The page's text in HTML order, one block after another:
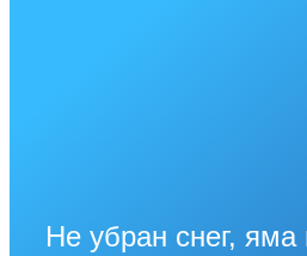
Не убран снег, яма